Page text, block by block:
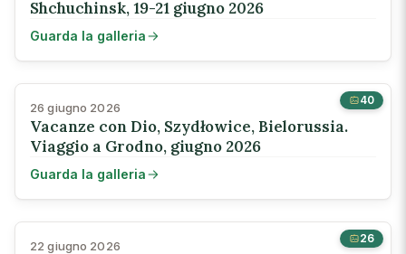
Shchuchinsk, 19-21 giugno 2026
Guarda la galleria
40
26 giugno 2026
Vacanze con Dio, Szydłowice, Bielorussia.
Viaggio a Grodno, giugno 2026
Guarda la galleria
26
22 giugno 2026